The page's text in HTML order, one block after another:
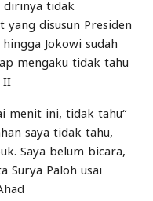
dirinya tidak
disusun Presiden
Jokowi sudah
mengaku tidak tahu
menit ini, tidak tahu
saya tidak tahu,
Saya belum bicara,
Surya Paloh usai